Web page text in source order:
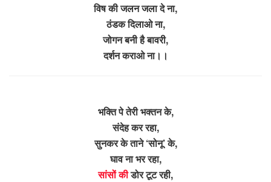
विष की जलन जला दे ना,
ठंडक दिलाओ ना,
जोगन बनी है बावरी,
दर्शन कराओ ना।।
भक्ति पे तेरी भक्तन के,
संदेह कर रहा,
सुनकर के ताने ‘सोनू’ के,
घाव ना भर रहा,
सांसों कीडोर टूट रही,